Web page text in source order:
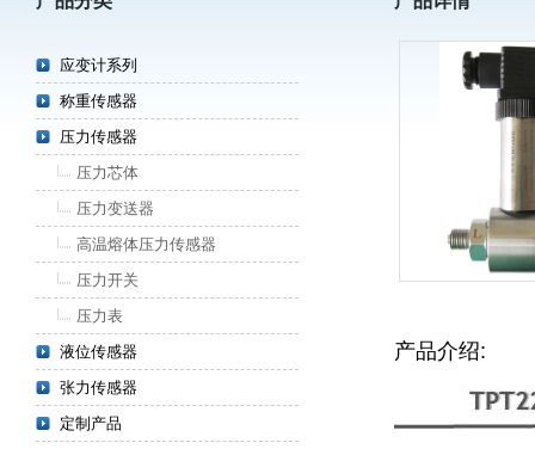
产品介绍:
应变计系列
称重传感器
压力传感器
压力芯体
压力变送器
高温熔体压力传感器
压力开关
压力表
液位传感器
张力传感器
定制产品